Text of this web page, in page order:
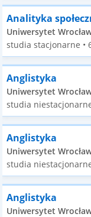
Analityka
Uniwersytet
studia stacjonarne •
Anglistyka
Uniwersytet
studia
Anglistyka
Uniwersytet
studia
Anglistyka
Uniwersytet